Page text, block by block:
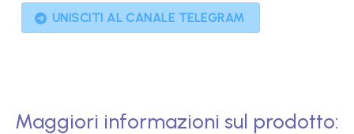
UNISCITI AL CANALE TELEGRAM
Maggiori informazioni sul prodotto: